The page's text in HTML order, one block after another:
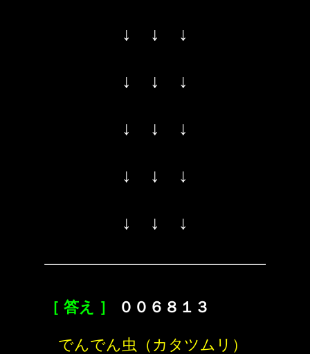
↓ ↓ ↓
↓ ↓ ↓
↓ ↓ ↓
↓ ↓ ↓
↓ ↓ ↓
［ 答え ］ ００６８１３
でんでん虫（カタツムリ）